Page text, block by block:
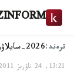
ترەند:2026-سايلاۋ
13:21, 24 ناۋرىز 2011